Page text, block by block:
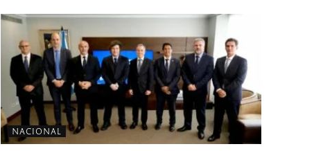
NACIONAL